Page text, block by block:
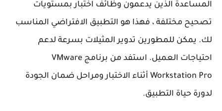
المساعدة الذين يدعمون وظائف اختبار بمستويات
تصحيح مختلفة ، فهذا هو التطبيق الافتراضي المناسب
لك. يمكن للمطورين تدوير المثيلات بسرعة لدعم
احتياجات العميل. استفد من برنامج VMware
Workstation Pro أثناء الاختبار ومراحل ضمان الجودة
لدورة حياة التطبيق.